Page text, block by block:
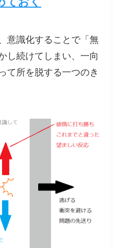
意識化することで「無
し続けてしまい、一向
所を脱する一つのき